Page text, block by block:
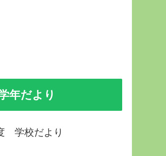
年だより
学校だより